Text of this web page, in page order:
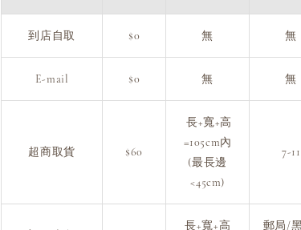
到店自取 $0 無 無
E-mail $0 無 無
超商取貨 $60
長+寬+高
=105cm內
(最長邊
<45cm)
7-11
長+寬+高
郵局/